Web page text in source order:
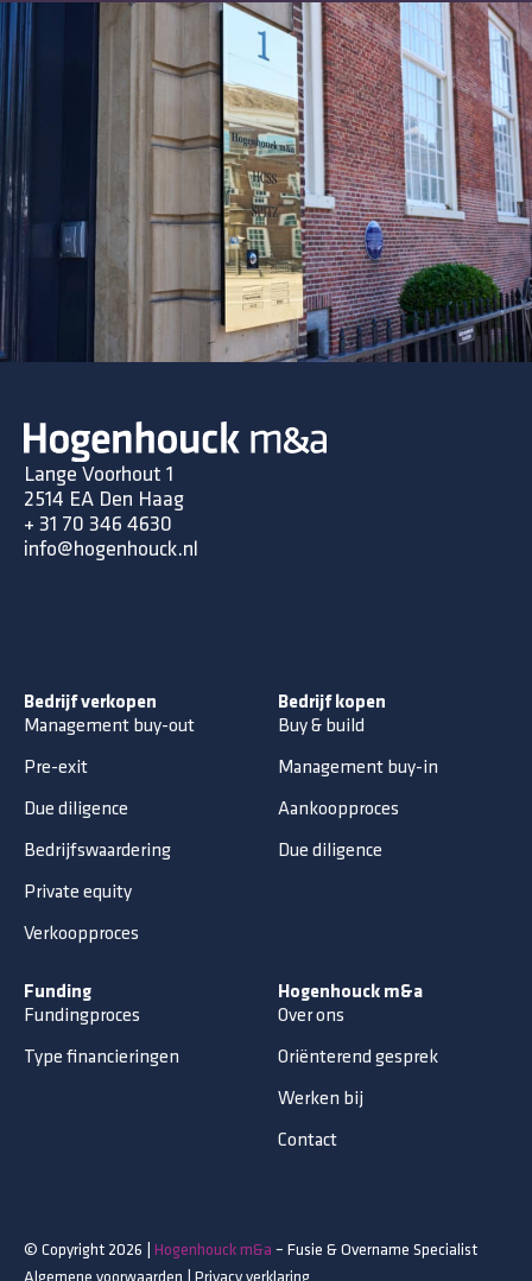
Lange Voorhout 1
2514 EA Den Haag
+ 31 70 346 4630
info@hogenhouck.nl
Bedrijf verkopen
Management buy-out
Pre-exit
Due diligence
Bedrijfswaardering
Private equity
Verkoopproces
Bedrijf kopen
Buy & build
Management buy-in
Aankoopproces
Due diligence
Funding
Fundingproces
Type financieringen
Hogenhouck m&a
Over ons
Oriënterend gesprek
Werken bij
Contact
© Copyright 2026 | Hogenhouck m&a – Fusie & Overname Specialist
Algemene voorwaarden
Privacy verklaring